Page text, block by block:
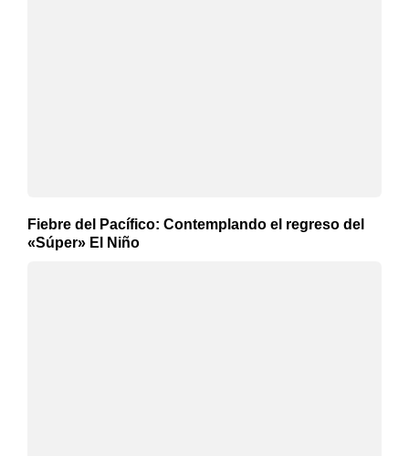
Fiebre del Pacífico: Contemplando el regreso del
«Súper» El Niño